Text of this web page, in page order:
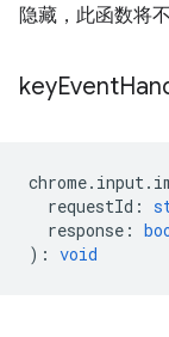
隐藏，此函数将
keyEvent
chrome. input.
requestId :
response :
) : void